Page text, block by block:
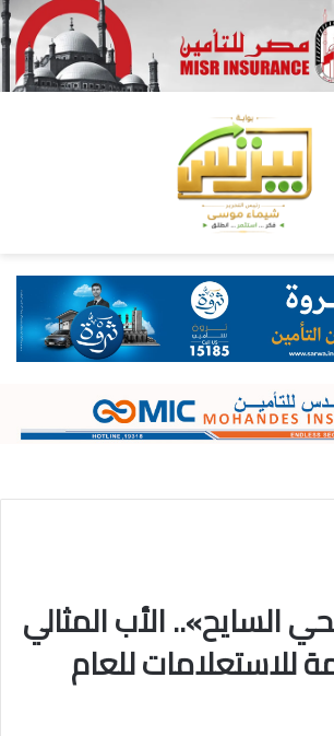
السايح».. الأب المثالي
للاستعلامات للعام